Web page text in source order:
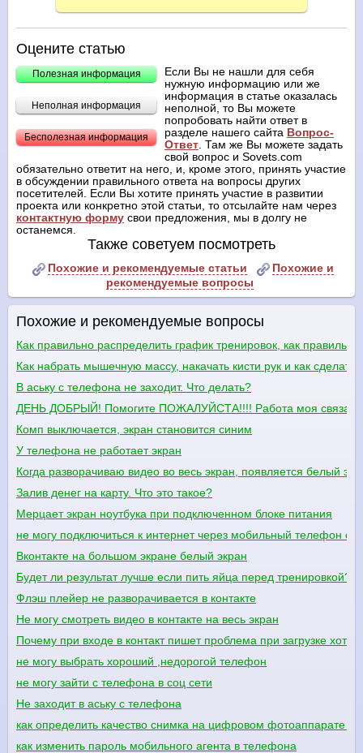
Оцените статью
Полезная информация
Неполная информация
Бесполезная информация
Если Вы не нашли для себя
нужную информацию или же
информация в статье оказалась
неполной, то Вы можете
попробовать найти ответ в
разделе нашего сайта Вопрос-
Ответ. Там же Вы можете задать
свой вопрос и Sovets.com
обязательно ответит на него, и, кроме этого, принять участие
в обсуждении правильного ответа на вопросы других
посетителей. Если Вы хотите принять участие в развитии
проекта или конкретно этой статьи, то отсылайте нам через
контактную форму свои предложения, мы в долгу не
останемся.
Также советуем посмотреть
Похожие и рекомендуемые статьи
Похожие и
рекомендуемые вопросы
Похожие и рекомендуемые вопросы
Как правильно распределить график тренировок, как правильно
Как набрать мышечную массу, накачать кисти рук и как
В аську с телефона не заходит. Что делать?
ДЕНЬ ДОБРЫЙ! Помогите ПОЖАЛУЙСТА!!!! Работа моя связана
Комп выключается, экран становится синим
У телефона не работает экран
Когда разворачиваю видео во весь экран, появляется белый
Залив денег на карту. Что это такое?
Мерцает экран ноутбука при подключенном блоке питания
не могу подключиться к интернет через мобильный телефон с
Вконтакте на большом экране белый экран
Будет ли результат лучше если пить яйца перед тренировкой?
Флэш плейер не разворачивается в контакте
Не могу смотреть видео в контакте на весь экран
Почему при входе в контакт пишет проблема при загрузке хотя
не могу выбрать хороший ,недорогой телефон
не могу зайти с телефона в соц сети
Не заходит в аську с телефона
как определить качество снимка на цифровом фотоаппарате
как изменить пароль мобильного агента в телефона